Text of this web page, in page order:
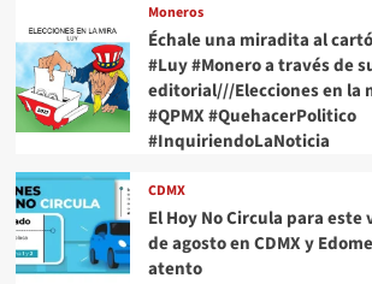
Moneros
Échale una miradita al
#Luy #Monero a través de
editorial///Elecciones en la
#QPMX #QuehacerPolitico
#InquiriendoLaNoticia
CDMX
El Hoy No Circula para este
de agosto en CDMX y
atento